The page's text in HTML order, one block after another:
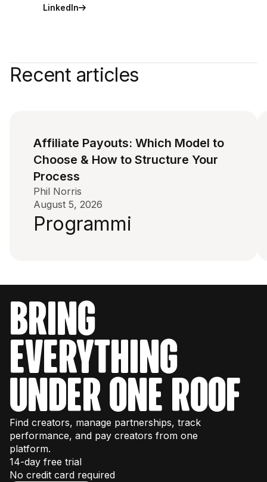
LinkedIn
Recent articles
Affiliate Payouts: Which Model to
Choose & How to Structure Your
Process
Phil Norris
August 5, 2026
Programmi
bring
everything
under one roof
Find creators, manage partnerships, track
performance, and pay creators from one
platform.
14-day free trial
No credit card required